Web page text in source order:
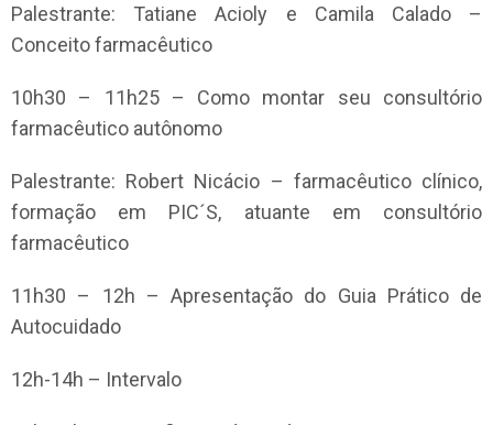
Palestrante: Tatiane Acioly e Camila Calado –
Conceito farmacêutico
10h30 – 11h25 – Como montar seu consultório
farmacêutico autônomo
Palestrante: Robert Nicácio – farmacêutico clínico,
formação em PIC´S, atuante em consultório
farmacêutico
11h30 – 12h – Apresentação do Guia Prático de
Autocuidado
12h-14h – Intervalo